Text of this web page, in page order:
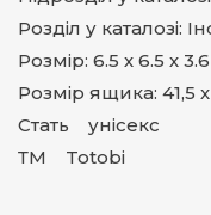
Розділ у каталозі:
Розмір: 6.5 х 6.5 х
Розмір ящика: 41,5
Стать унісекс
ТМ Totobi